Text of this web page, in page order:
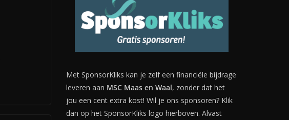
Met SponsorKliks kan je zelf een financiële bijdrage
leveren aan MSC Maas en Waal, zonder dat het
jou een cent extra kost! Wil je ons sponsoren? Klik
dan op het SponsorKliks logo hierboven. Alvast